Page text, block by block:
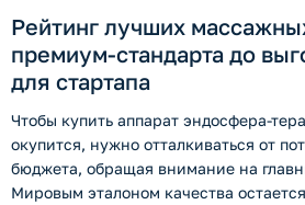
Рейтинг лучших
премиум-стандарта до
для стартапа
Чтобы купить аппарат эндосфера-
окупится, нужно отталкиваться от
бюджета, обращая внимание на
Мировым эталоном качества